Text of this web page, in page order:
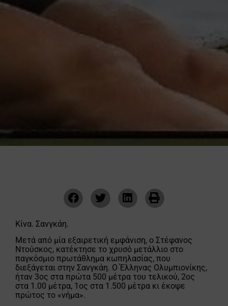
Κίνα. Σανγκάη.
Μετά από μία εξαιρετική εμφάνιση, ο Στέφανος
Ντούσκος, κατέκτησε το χρυσό μετάλλιο στο
παγκόσμιο πρωτάθλημα κωπηλασίας, που
διεξάγεται στην Σανγκάη. Ο Έλληνας Ολυμπιονίκης,
ήταν 3ος στα πρώτα 500 μέτρα του τελικού, 2ος
στα 1.00 μέτρα, 1ος στα 1.500 μέτρα κι έκοψε
πρώτος το «νήμα».